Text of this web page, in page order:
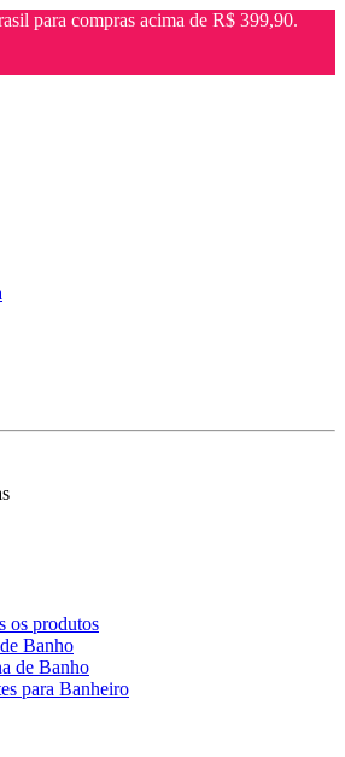
para compras acima de R$ 399,90.
os produtos
Banho
de Banho
para Banheiro